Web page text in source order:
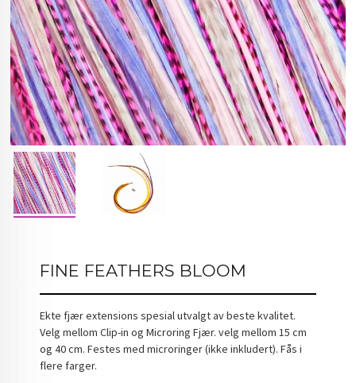
FINE FEATHERS BLOOM
Ekte fjær extensions spesial utvalgt av beste kvalitet.
Velg mellom Clip-in og Microring Fjær. velg mellom 15 cm
og 40 cm. Festes med microringer (ikke inkludert). Fås i
flere farger.